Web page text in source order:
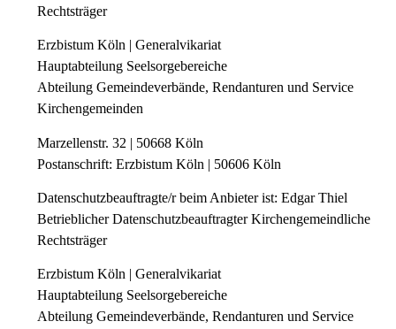
Rechtsträger
Erzbistum Köln | Generalvikariat
Hauptabteilung Seelsorgebereiche
Abteilung Gemeindeverbände, Rendanturen und Service
Kirchengemeinden
Marzellenstr. 32 | 50668 Köln
Postanschrift: Erzbistum Köln | 50606 Köln
Datenschutzbeauftragte/r beim Anbieter ist: Edgar Thiel
Betrieblicher Datenschutzbeauftragter Kirchengemeindliche
Rechtsträger
Erzbistum Köln | Generalvikariat
Hauptabteilung Seelsorgebereiche
Abteilung Gemeindeverbände, Rendanturen und Service